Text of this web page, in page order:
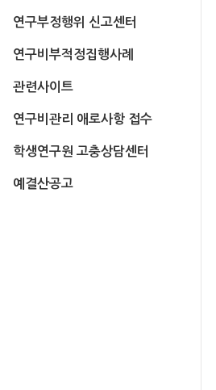
연구부정행위 신고센터
연구비부적정집행사례
관련사이트
연구비관리 애로사항 접수
학생연구원 고충상담센터
예결산공고